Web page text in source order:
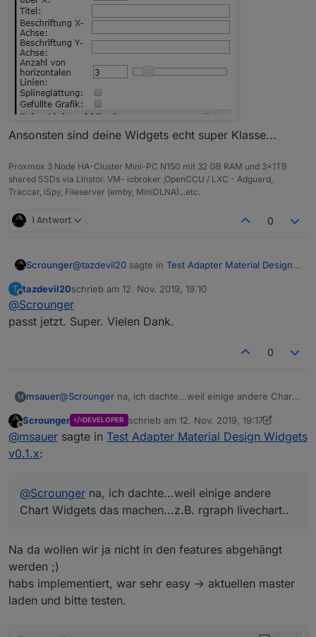
du die Daten schon im korrekten Format in der Db
speicherst.
Das geht zum Beispiel sehr einfach mit dem
genialen
Ansonsten sind deine Widgets echt super Klasse...
Proxmox 3 Node HA-Cluster Mini-PC N150 mit 32 GB RAM und 3x1TB
shared SSDs via Linstor. VM- iobroker ,OpenCCU / LXC - Adguard,
Traccar, iSpy, Fileserver (emby, MiniDLNA)...etc.
1 Antwort 0
Scrounger@tazdevil20 sagte in Test Adapter Material Design
Diese hier (gelb markiert):
Fix ist hochgeladen -> master ziehen.
Test Adapter Material Design
Hi..gibt es die Möglichkeit die Werte im History
Wert zu multipizieren?
Nein gibt es nicht. Wüsste auch nicht das das mit
dem Flot Adapter geht.
Grundsätzlich kann ich Dir hier nur empfehlen, dass
genialenAdapter LinkedDevices;)
T
Offline
tazdevil20schrieb am 12. Nov. 2019, 19:10
zuletzt editiert von
@Scrounger
passt jetzt. Super. Vielen Dank.
0
M msauer@Scrounger na, ich dachte...weil einige andere Chart
Offline
Scrounger DEVELOPER schrieb am 12. Nov. 2019, 19:17
zuletzt editiert von Scrounger11. Dez.
@msauer sagte in Test Adapter Material Design Widgets
v0.1.x:
@Scrounger na, ich dachte...weil einige andere
Chart Widgets das machen...z.B. rgraph livechart..
Na da wollen wir ja nicht in den features abgehängt
werden ;)
habs implementiert, war sehr easy -> aktuellen master
laden und bitte testen.